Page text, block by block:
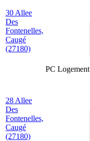
30 Allee
Des
Fontenelles,
Caugé
(27180)
PC Logement
28 Allee
Des
Fontenelles,
Caugé
(27180)